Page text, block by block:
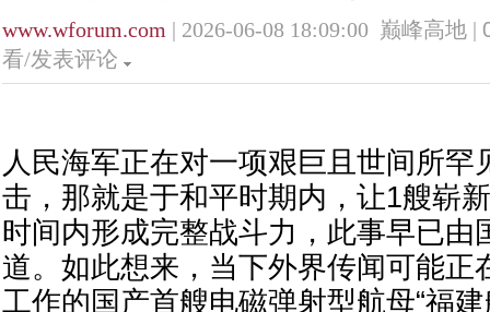
www.wforum.com | 2026-06-08 18:09:00 巅峰高地 |
看/发表评论
人民海军正在对一项艰巨且世间所罕
击，那就是于和平时期内，让1艘崭
时间内形成完整战斗力，此事早已由
道。如此想来，当下外界传闻可能正
工作的国产首艘电磁弹射型航母“福建